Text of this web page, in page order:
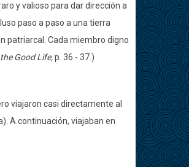
y valioso para dar dirección a
paso a paso a una tierra
patriarcal. Cada miembro digno
Good Life,p. 36 - 37.)
viajaron casi directamente al
A continuación, viajaban en